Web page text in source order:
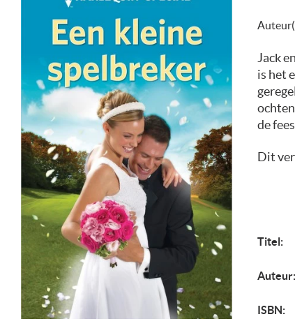
Jack
is het
de
Dit
Titel:
Auteur:
ISBN: